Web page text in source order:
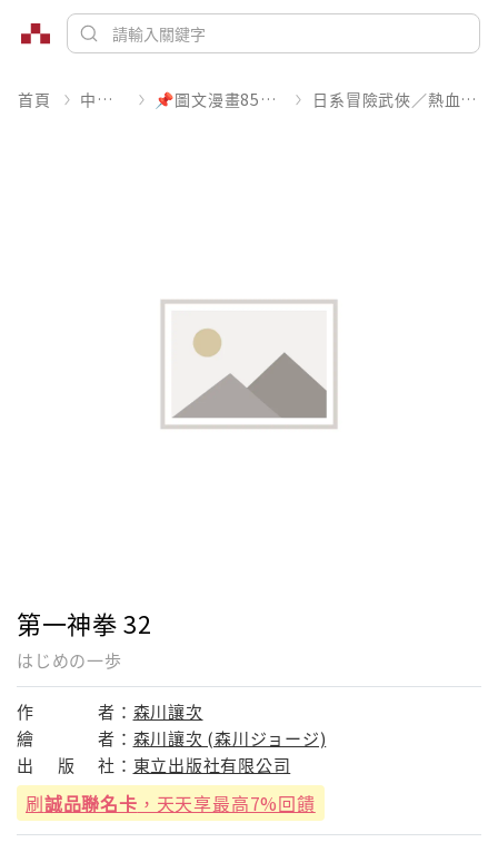
首頁 中文書 📌圖文漫畫85折起 日系冒險武俠／熱血運動
第一神拳 32
はじめの一歩
作 者： 森川讓次
繪
者： 森川讓次 (森川ジョージ)
出
版 社： 東立出版社有限公司
刷誠品聯名卡 ，天天享最高7%回饋